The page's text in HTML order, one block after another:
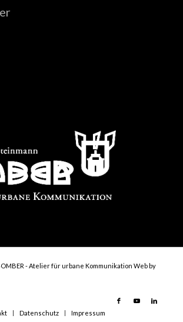
- Atelier für urbane Kommunikation Web by
Datenschutz Impressum